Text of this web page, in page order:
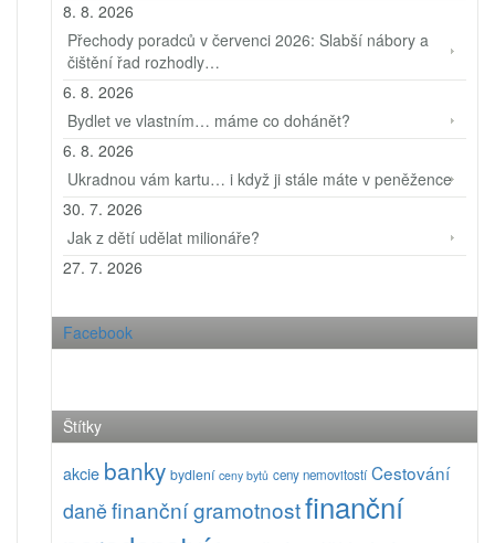
8. 8. 2026
Přechody poradců v červenci 2026: Slabší nábory a
čištění řad rozhodly…
6. 8. 2026
Bydlet ve vlastním… máme co dohánět?
6. 8. 2026
Ukradnou vám kartu… i když ji stále máte v peněžence
30. 7. 2026
Jak z dětí udělat milionáře?
27. 7. 2026
Facebook
Štítky
akcie banky bydlení ceny bytů ceny nemovitostí Cestování
daněfinanční gramotnostfinanční